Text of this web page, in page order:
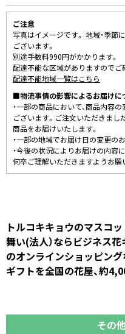
ご注意
写真はイメージです。 地域・季節
ございます。
別途手数料990円がかかります。
配達不能な区域がありますのでご
配達不能地域一覧はこちら
■物流事情の影響によるお届けに
・一部の商品において、商品内容
ございます。ご注文いただきま
商品をお届けいたします。
・一部の地域でお届け日の変更の
・今後の状況によりお届けの内容
何卒ご理解いただきますようお願
トルコキキョウのマスコ
舞い(法人）ならビジネス
のオンラインショッピン
ギフトを全国の花屋、約
その